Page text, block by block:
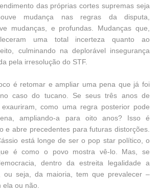
das próprias cortes supremas seja
mudança nas regras da disputa,
mudanças, e profundas. Mudanças que,
uma total incerteza quanto ao
culminando na deplorável insegurança
pela irresolução do STF.
é retomar e ampliar uma pena que já foi
caso do tucano. Se seus três anos de
exauriram, como uma regra posterior pode
ampliando-a para oito anos? Isso é
e abre precedentes para futuras distorções.
está longe de ser o pop star político, o
é como o povo mostra vê-lo. Mas, se
dentro da estreita legalidade a
ou seja, da maioria, tem que prevalecer –
ou não.